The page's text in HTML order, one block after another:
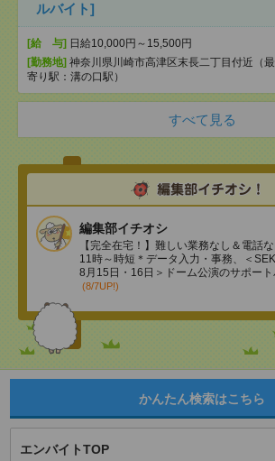
ルバイト]
[給 与] 日給10,000円～15,500円
[勤務地] 神奈川県川崎市高津区末長二丁目付近（最
寄り駅：溝の口駅）
すべて見る
編集部イチオシ
【完全在宅！】難しい業務なし＆電話
11時～時短＊データ入力・事務、＜
8月15日・16日＞ドーム公演のサポー
(8/7UP!)
かんたん検索はこちら
エンバイトTOP